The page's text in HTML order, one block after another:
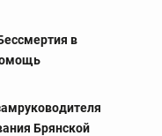
в
Брянской